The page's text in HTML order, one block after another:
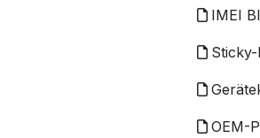
IMEI
OEM-